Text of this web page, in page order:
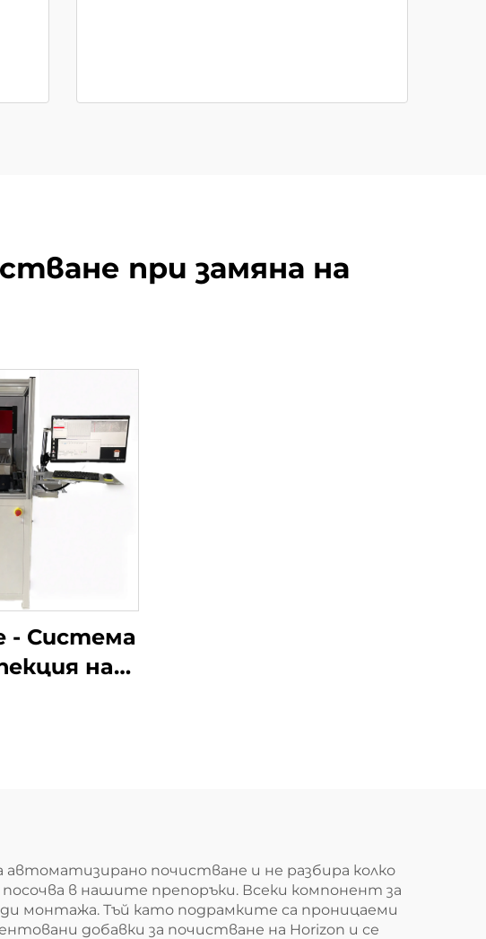
при замяна на
- Система
на
почистване и не разбира колко
в нашите препоръки. Всеки компонент за
монтажа. Тъй като подрамките са проницаеми
добавки за почистване на Horizon и се